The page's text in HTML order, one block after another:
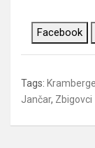
Facebook
Tags:
Jančar, Zbigovci